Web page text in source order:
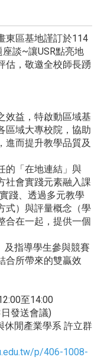
東區基地謹訂於114
談~讓USR點亮地
估，敬邀全校師長踴
效益，特啟動區域基
區域大專校院，協助
進而提升教學品質及
的「在地連結」與
社會實踐元素融入課
踐、透過多元教學
式）與評量概念（學
合在一起，提供一個
及指導學生參與競賽
合所帶來的雙贏效
至14:00
發送會議)
閒產業學系 許立群
p/406-1008-